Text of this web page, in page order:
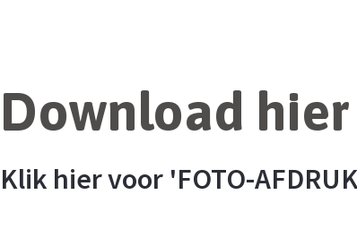
Download
Klik hier voor 'FOTO-